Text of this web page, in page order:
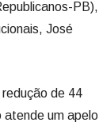
PB),
José
de 44
atende um apelo